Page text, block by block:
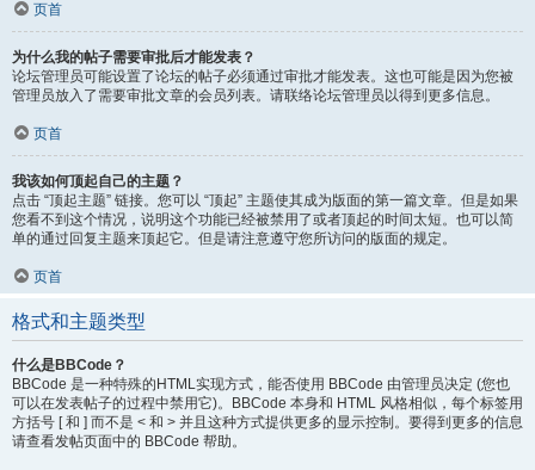
页首
为什么我的帖子需要审批后才能发表？
论坛管理员可能设置了论坛的帖子必须通过审批才能发表。这也可能是因为您被
管理员放入了需要审批文章的会员列表。请联络论坛管理员以得到更多信息。
页首
我该如何顶起自己的主题？
点击 “顶起主题” 链接。您可以 “顶起” 主题使其成为版面的第一篇文章。但是如果
您看不到这个情况，说明这个功能已经被禁用了或者顶起的时间太短。也可以简
单的通过回复主题来顶起它。但是请注意遵守您所访问的版面的规定。
页首
格式和主题类型
什么是BBCode？
BBCode 是一种特殊的HTML实现方式，能否使用 BBCode 由管理员决定 (您也
可以在发表帖子的过程中禁用它)。BBCode 本身和 HTML 风格相似，每个标签用
方括号 [ 和 ] 而不是 < 和 > 并且这种方式提供更多的显示控制。要得到更多的信息
请查看发帖页面中的 BBCode 帮助。